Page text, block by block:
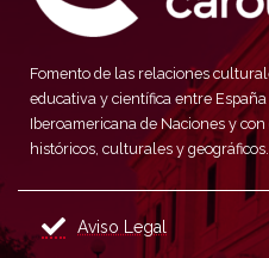
Fomento de las relaciones
educativa y científica entre
Iberoamericana de Naciones y
históricos, culturales y geográficos.
Aviso Legal